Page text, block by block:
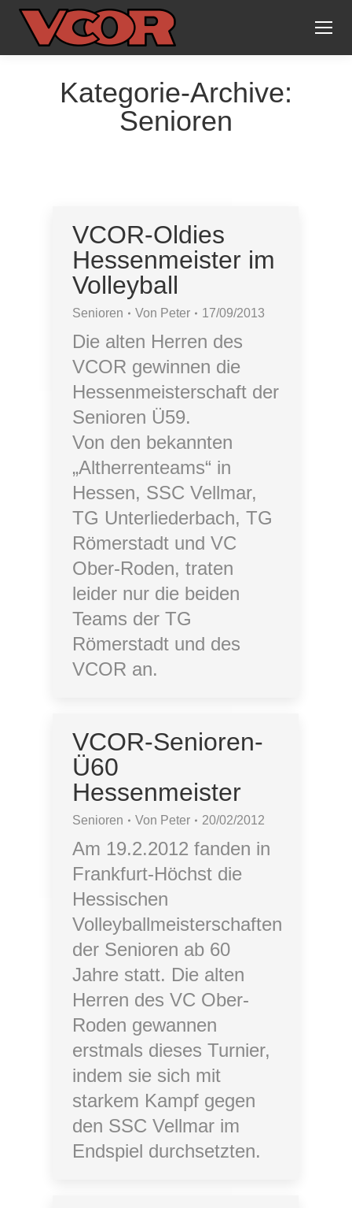
Kategorie-Archive:
Senioren
VCOR-Oldies
Hessenmeister im
Volleyball
Senioren Von Peter 17/09/2013
Die alten Herren des
VCOR gewinnen die
Hessenmeisterschaft der
Senioren Ü59.
Von den bekannten
„Altherrenteams“ in
Hessen, SSC Vellmar,
TG Unterliederbach, TG
Römerstadt und VC
Ober-Roden, traten
leider nur die beiden
Teams der TG
Römerstadt und des
VCOR an.
VCOR-Senioren-
Ü60
Hessenmeister
Senioren Von Peter 20/02/2012
Am 19.2.2012 fanden in
Frankfurt-Höchst die
Hessischen
Volleyballmeisterschaften
der Senioren ab 60
Jahre statt. Die alten
Herren des VC Ober-
Roden gewannen
erstmals dieses Turnier,
indem sie sich mit
starkem Kampf gegen
den SSC Vellmar im
Endspiel durchsetzten.